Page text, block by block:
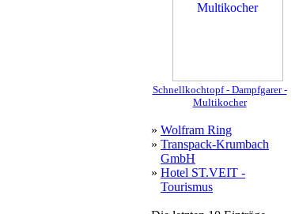
Schnellkochtopf - Dampfgarer -
Multikocher
» Wolfram Ring
» Transpack-Krumbach
GmbH
» Hotel ST.VEIT -
Tourismus